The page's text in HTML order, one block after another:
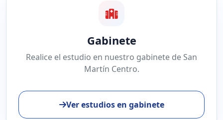
Gabinete
Realice el estudio en nuestro gabinete de San
Martín Centro.
Ver estudios en gabinete